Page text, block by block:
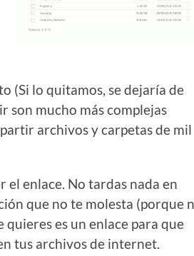
(Si lo quitamos, se dejaría de
son mucho más complejas
archivos y carpetas de mil
el enlace. No tardas nada en
que no te molesta (porque
quieres es un enlace para que
tus archivos de internet.